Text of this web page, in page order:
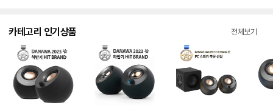
카테고리 인기상품 전체보기